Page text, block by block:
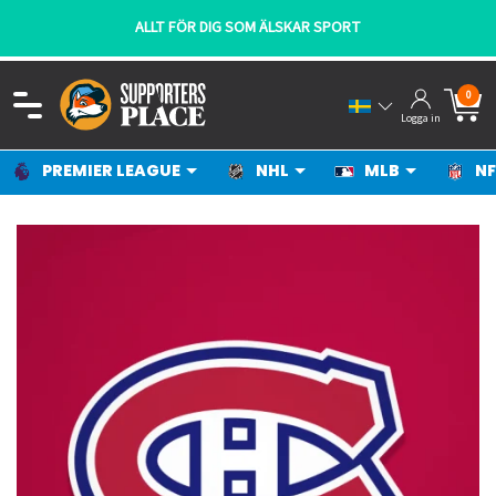
DIG SOM ÄLSKAR SPORT
Logga in
0
PREMIER LEAGUE NHL MLB